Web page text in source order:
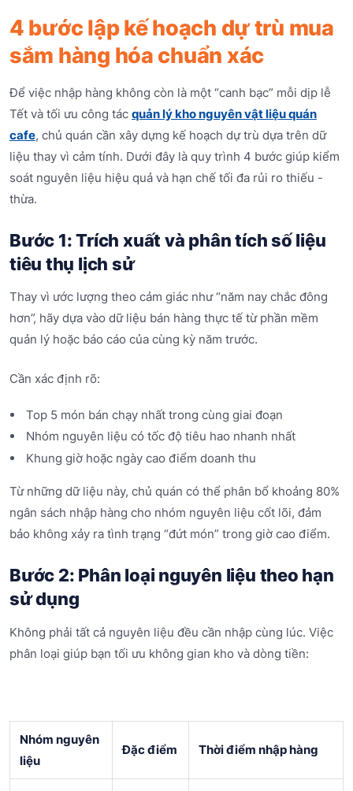
4 bước lập kế hoạch dự trù mua
sắm hàng hóa chuẩn xác
Để việc nhập hàng không còn là một “canh bạc” mỗi dịp lễ
Tết và tối ưu công tác quản lý kho nguyên vật liệu quán
cafe, chủ quán cần xây dựng kế hoạch dự trù dựa trên dữ
liệu thay vì cảm tính. Dưới đây là quy trình 4 bước giúp kiểm
soát nguyên liệu hiệu quả và hạn chế tối đa rủi ro thiếu -
thừa.
Bước 1: Trích xuất và phân tích số liệu
tiêu thụ lịch sử
Thay vì ước lượng theo cảm giác như “năm nay chắc đông
hơn”, hãy dựa vào dữ liệu bán hàng thực tế từ phần mềm
quản lý hoặc báo cáo của cùng kỳ năm trước.
Cần xác định rõ:
Top 5 món bán chạy nhất trong cùng giai đoạn
Nhóm nguyên liệu có tốc độ tiêu hao nhanh nhất
Khung giờ hoặc ngày cao điểm doanh thu
Từ những dữ liệu này, chủ quán có thể phân bổ khoảng 80%
ngân sách nhập hàng cho nhóm nguyên liệu cốt lõi, đảm
bảo không xảy ra tình trạng “đứt món” trong giờ cao điểm.
Bước 2: Phân loại nguyên liệu theo hạn
sử dụng
Không phải tất cả nguyên liệu đều cần nhập cùng lúc. Việc
phân loại giúp bạn tối ưu không gian kho và dòng tiền:
Nhóm nguyên
liệu
Đặc điểm Thời điểm nhập hàng